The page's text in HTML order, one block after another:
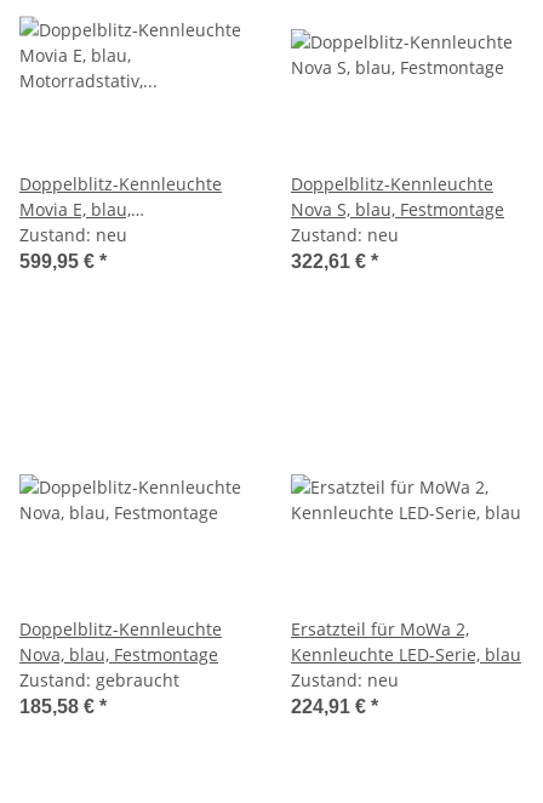
Doppelblitz-Kennleuchte
Movia E, blau,
Motorradstativ,
Ausstellungsstück
Zustand: neu
599,95 € *
Doppelblitz-Kennleuchte
Nova S, blau, Festmontage
Zustand: neu
322,61 € *
Doppelblitz-Kennleuchte
Nova, blau, Festmontage
Zustand: gebraucht
185,58 € *
Ersatzteil für MoWa 2,
Kennleuchte LED-Serie, blau
Zustand: neu
224,91 € *